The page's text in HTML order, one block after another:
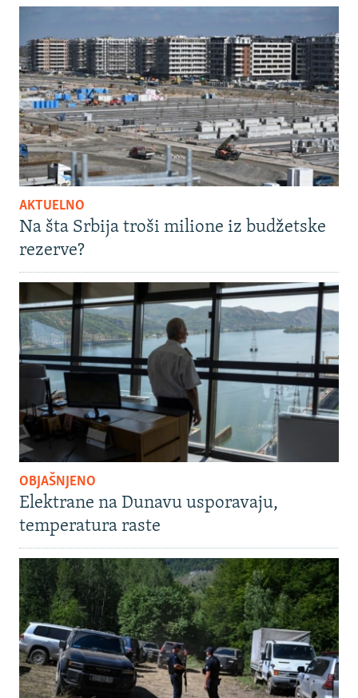
AKTUELNO
Na šta Srbija troši milione iz budžetske
rezerve?
OBJAŠNJENO
Elektrane na Dunavu usporavaju,
temperatura raste